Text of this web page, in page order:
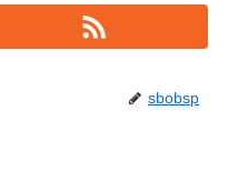
sbobsp